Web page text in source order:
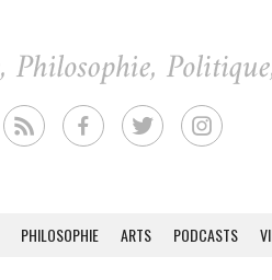
PHILOSOPHIE ARTS PODCASTS